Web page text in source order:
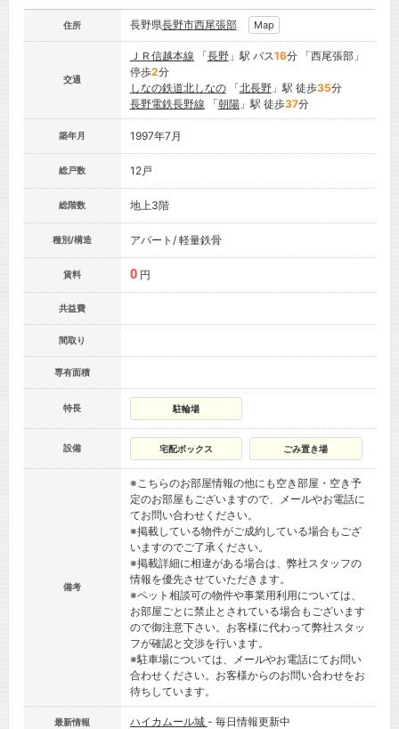
住所 長野県長野市西尾張部 Map
交通
ＪＲ信越本線 「長野」駅 バス16分 「西尾張部」
停歩2分
しなの鉄道北しなの「北長野」駅 徒歩35分
長野電鉄長野線 「朝陽」駅 徒歩37分
築年月 1997年7月
総戸数 12戸
総階数 地上3階
種別/構造 アパート/ 軽量鉄骨
賃料 0 円
共益費
間取り
専有面積
特長 駐輪場
設備 宅配ボックス ごみ置き場
備考
※こちらのお部屋情報の他にも空き部屋・空き予
定のお部屋もございますので、メールやお電話に
てお問い合わせください。
※掲載している物件がご成約している場合もござ
いますのでご了承ください。
※掲載詳細に相違がある場合は、弊社スタッフの
情報を優先させていただきます。
※ペット相談可の物件や事業用利用については、
お部屋ごとに禁止とされている場合もございます
ので御注意下さい。お客様に代わって弊社スタッ
フが確認と交渉を行います。
※駐車場については、メールやお電話にてお問い
合わせください。お客様からのお問い合わせをお
待ちしています。
最新情報 ハイカムール城 - 毎日情報更新中